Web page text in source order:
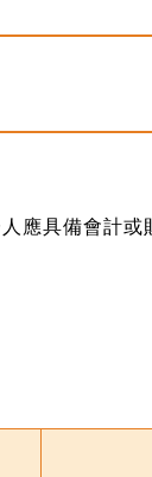
應具備會計或